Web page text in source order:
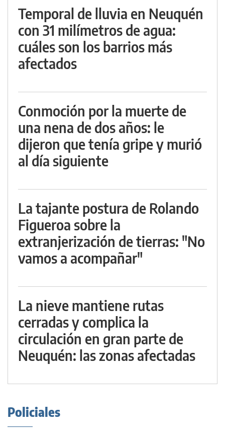
Temporal de lluvia en Neuquén
con 31 milímetros de agua:
cuáles son los barrios más
afectados
Conmoción por la muerte de
una nena de dos años: le
dijeron que tenía gripe y murió
al día siguiente
La tajante postura de Rolando
Figueroa sobre la
extranjerización de tierras: "No
vamos a acompañar"
La nieve mantiene rutas
cerradas y complica la
circulación en gran parte de
Neuquén: las zonas afectadas
Policiales